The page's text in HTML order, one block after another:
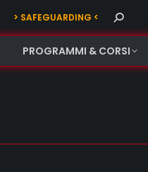
> SAFEGUARDING < Search:
PROGRAMMI & CORSI